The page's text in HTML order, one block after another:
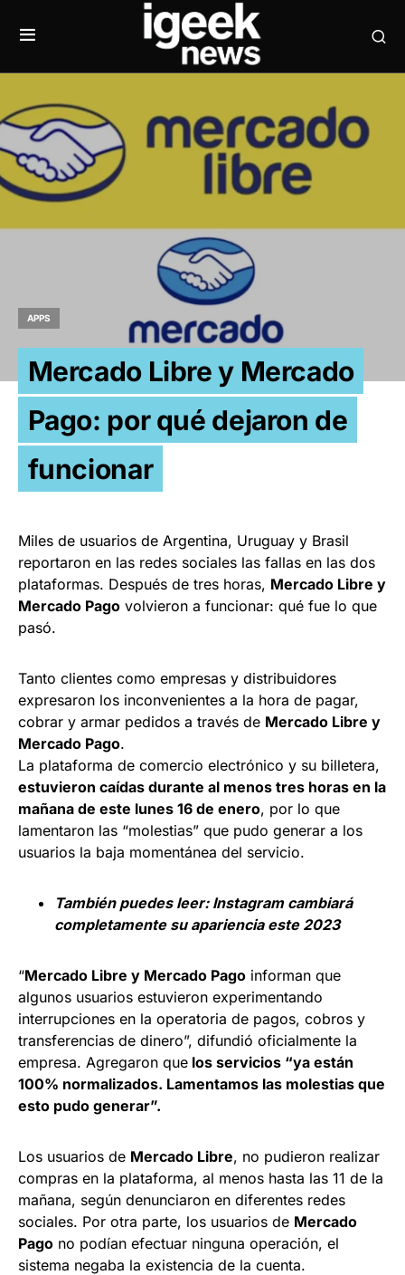
APPS
Mercado Libre y Mercado
Pago: por qué dejaron de
funcionar
Miles de usuarios de Argentina, Uruguay y Brasil
reportaron en las redes sociales las fallas en las dos
plataformas. Después de tres horas, Mercado Libre y
Mercado Pago volvieron a funcionar: qué fue lo que
pasó.
Tanto clientes como empresas y distribuidores
expresaron los inconvenientes a la hora de pagar,
cobrar y armar pedidos a través de Mercado Libre y
Mercado Pago.
La plataforma de comercio electrónico y su billetera,
estuvieron caídas durante al menos tres horas en la
mañana de este lunes 16 de enero, por lo que
lamentaron las “molestias” que pudo generar a los
usuarios la baja momentánea del servicio.
También puedes leer: Instagram cambiará
completamente su apariencia este 2023
“Mercado Libre y Mercado Pago informan que
algunos usuarios estuvieron experimentando
interrupciones en la operatoria de pagos, cobros y
transferencias de dinero”, difundió oficialmente la
empresa. Agregaron que los servicios “ya están
100% normalizados. Lamentamos las molestias que
esto pudo generar”.
Los usuarios de Mercado Libre, no pudieron realizar
compras en la plataforma, al menos hasta las 11 de la
mañana, según denunciaron en diferentes redes
sociales. Por otra parte, los usuarios de Mercado
Pago no podían efectuar ninguna operación, el
sistema negaba la existencia de la cuenta.